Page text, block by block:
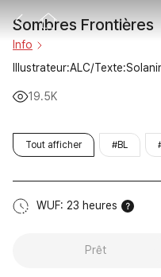
Sombres Frontières
Info
Illustrateur:ALC/
19.5K
Tout afficher #BL
WUF: 23 heures
Prêt